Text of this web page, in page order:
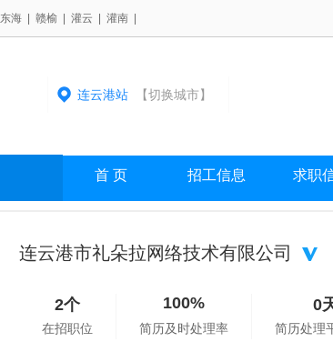
东海 赣榆 灌云 灌南
连云港站【切换城市】
首 页 招工信息 求职
连云港市礼朵拉网络技术有限公司
2个
在招职位
100%
简历及时处理率
0
简历处理